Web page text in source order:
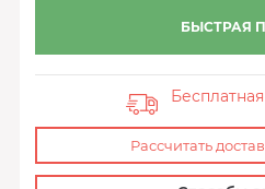
БЫСТРАЯ
Рассчитать